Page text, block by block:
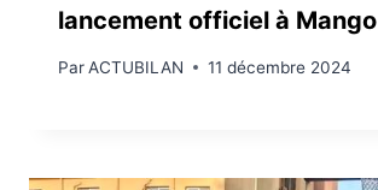
lancement officiel à Mango
ParACTUBILAN 11 décembre 2024